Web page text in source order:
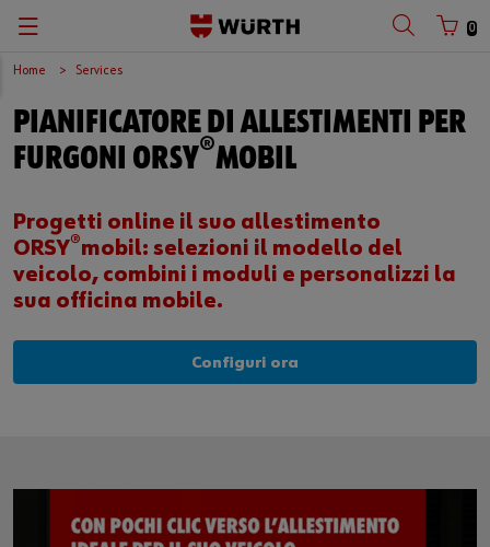
0
Home Services
PIANIFICATORE DI ALLESTIMENTI PER
FURGONI ORSY®MOBIL
Progetti online il suo allestimento
ORSY®mobil: selezioni il modello del
veicolo, combini i moduli e personalizzi la
sua officina mobile.
Configuri ora